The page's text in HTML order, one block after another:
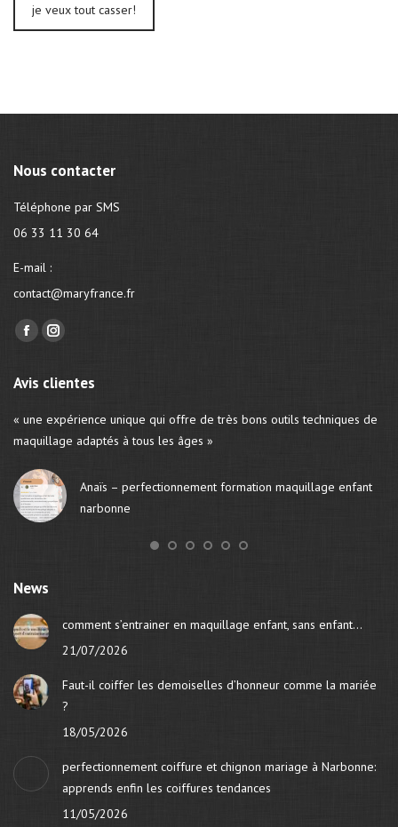
je veux tout casser!
Nous contacter
Téléphone par SMS
06 33 11 30 64
E-mail :
contact@maryfrance.fr
Trouvez nous sur :
Facebook
opens
new
Instagram
opens
Avis clientes
« une expérience unique qui offre de très bons outils techniques de
maquillage adaptés à tous les âges »
Anaïs – perfectionnement formation maquillage enfant
narbonne
News
comment s’entrainer en maquillage enfant, sans enfant…
21/07/2026
Faut-il coiffer les demoiselles d’honneur comme la mariée
?
18/05/2026
perfectionnement coiffure et chignon mariage à Narbonne:
apprends enfin les coiffures tendances
11/05/2026